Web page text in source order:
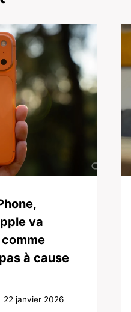
va
à cause
22 janvier 2026